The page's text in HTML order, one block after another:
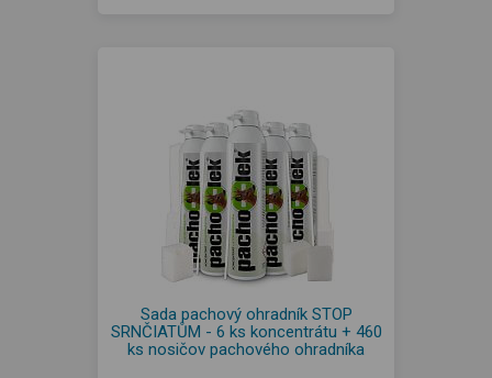
Sada pachový ohradník STOP
SRNČIATŮM - 6 ks koncentrátu + 460
ks nosičov pachového ohradníka